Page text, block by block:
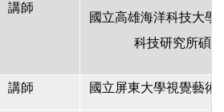
講師
國立高雄海洋科技大學
科技研究所碩士
講師 國立屏東大學視覺藝術